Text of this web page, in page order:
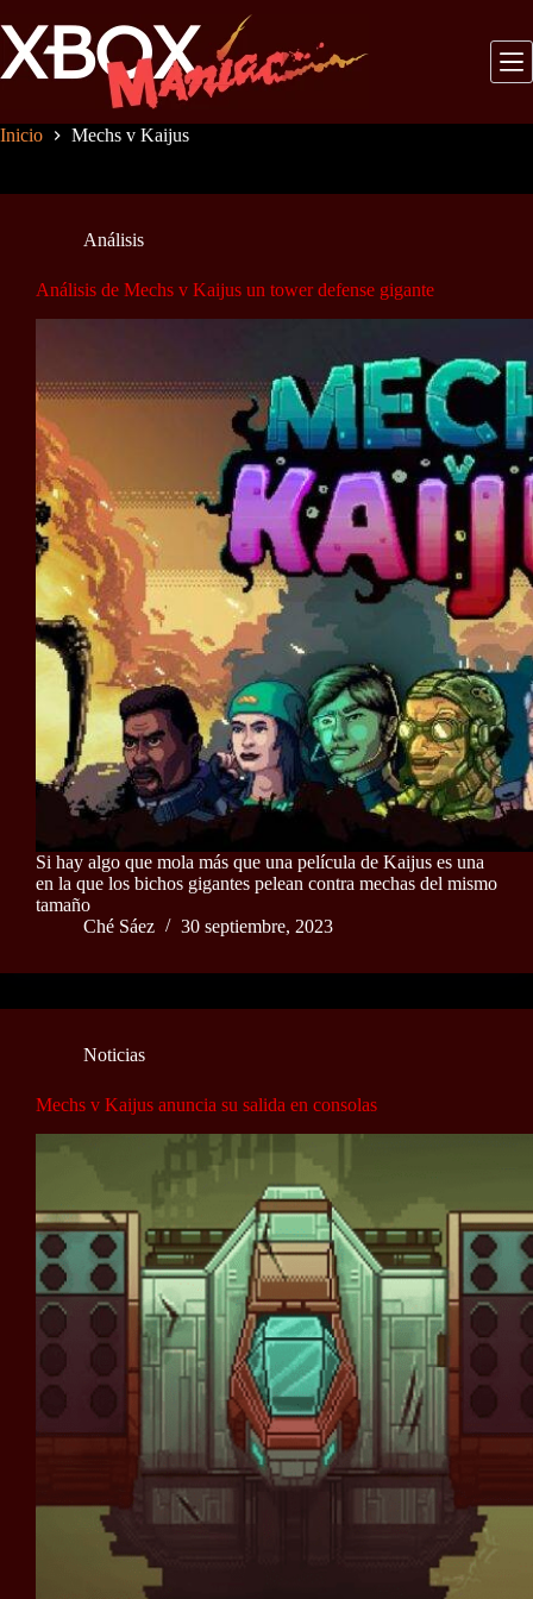
al
contenido
Inicio Mechs v Kaijus
Análisis
Análisis de Mechs v Kaijus un tower defense gigante
Si hay algo que mola más que una película de Kaijus es una
en la que los bichos gigantes pelean contra mechas del mismo
tamaño
Ché Sáez
30 septiembre, 2023
Noticias
Mechs v Kaijus anuncia su salida en consolas